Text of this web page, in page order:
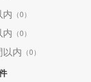
内 （0）
内 （0）
以内 （0）